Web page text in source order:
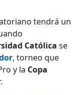
tendrá un
Católicase
, torneo que
y la Copa